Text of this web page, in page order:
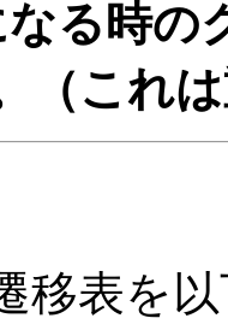
る時の
（これ
移表を